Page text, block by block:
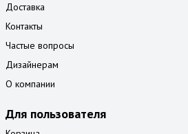
Доставка
Контакты
Частые вопросы
Дизайнерам
О компании
Для пользователя